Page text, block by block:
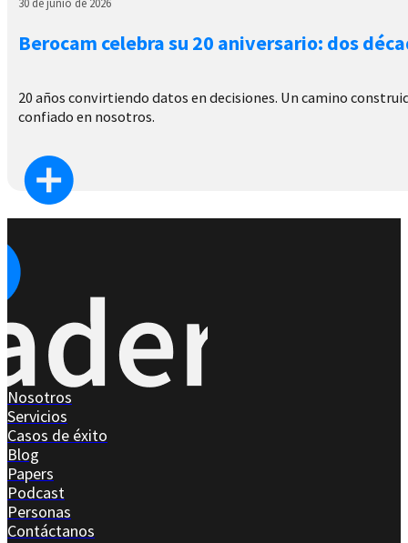
30 de junio de 2026
Berocam celebra su 20 aniversario: dos
20 años convirtiendo datos en decisiones. Un camino
confiado en nosotros.
Nosotros
Servicios
Casos de éxito
Blog
Papers
Podcast
Personas
Contáctanos